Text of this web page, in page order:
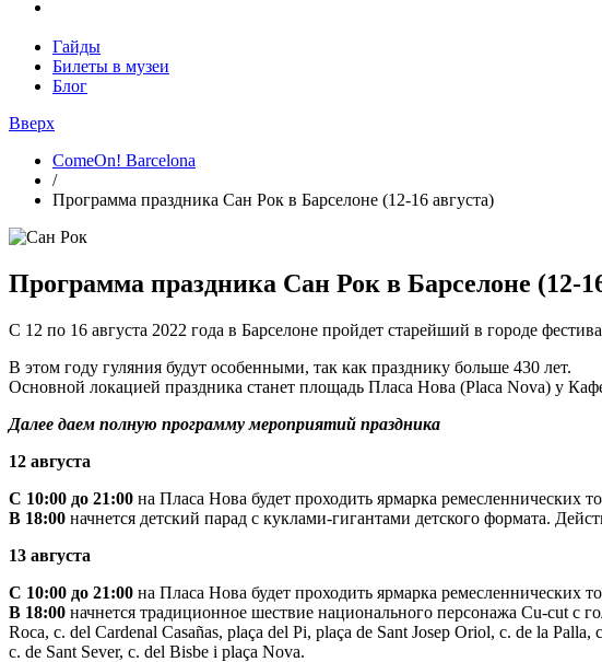
Гайды
Билеты в музеи
Блог
Вверх
ComeOn! Barcelona
/
Программа праздника Сан Рок в Барселоне (12-16 августа)
Программа праздника Сан Рок в Барселоне (12-
С 12 по 16 августа 2022 года в Барселоне пройдет старейший в городе
В этом году гуляния будут особенными, так как празднику больше 430 лет.
Основной локацией праздника станет площадь Пласа Нова (Placa Nova) у
Далее даем полную программу мероприятий праздника
12 августа
С 10:00 до 21:00 на Пласа Нова будет проходить ярмарка ремесленнических
В 18:00 начнется детский парад с куклами-гигантами детского формата.
13 августа
С 10:00 до 21:00 на Пласа Нова будет проходить ярмарка ремесленнических
В 18:00 начнется традиционное шествие национального персонажа Cu-cut с
Roca, c. del Cardenal Casañas, plaça del Pi, plaça de Sant Josep Oriol, c. de la
c. de Sant Sever, c. del Bisbe i plaça Nova.